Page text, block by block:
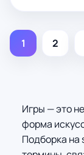
1 2
Игры — это
форма
Подборка на